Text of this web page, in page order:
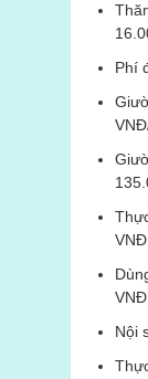
Phí
VNĐ
Nội